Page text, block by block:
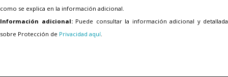
como se explica en la información adicional.
Información adicional:Puede consultar la información adicional y detallada
sobre Protección de Privacidad aquí